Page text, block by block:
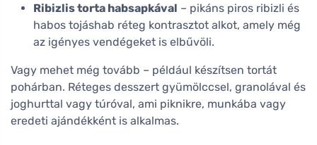
Ribizlis torta habsapkával – pikáns piros ribizli és
habos tojáshab réteg kontrasztot alkot, amely még
az igényes vendégeket is elbűvöli.
Vagy mehet még tovább – például készítsen tortát
pohárban. Réteges desszert gyümölccsel, granolával és
joghurttal vagy túróval, ami piknikre, munkába vagy
eredeti ajándékként is alkalmas.